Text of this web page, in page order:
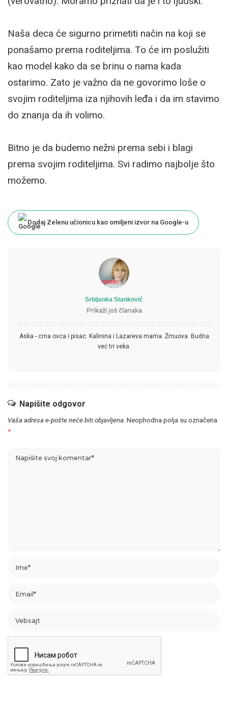
Naša deca će sigurno primetiti način na koji se
ponašamo prema roditeljima. To će im poslužiti
kao model kako da se brinu o nama kada
ostarimo. Zato je važno da ne govorimo loše o
svojim roditeljima iza njihovih leđa i da im stavimo
do znanja da ih volimo.
Bitno je da budemo nežni prema sebi i blagi
prema svojim roditeljima. Svi radimo najbolje što
možemo.
Dodaj Zelenu učionicu kao omiljeni izvor na Google-u
Srbijanka Stanković
Prikaži još članaka
Aska - crna ovca i pisac. Kalinina i Lazareva mama. Žmuova. Budna
već tri veka.
Napišite odgovor
Vaša adresa e-pošte neće biti objavljena. Neophodna polja su označena
*